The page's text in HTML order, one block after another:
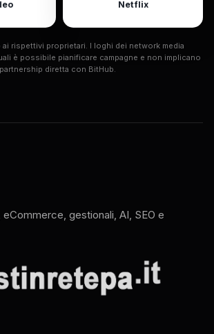
Netflix
ai rispettivi proprietari. I loghi dei network media
è possibile pianificare campagne e non implicano
diretta con BitHub.
gestionali, AI, SEO e